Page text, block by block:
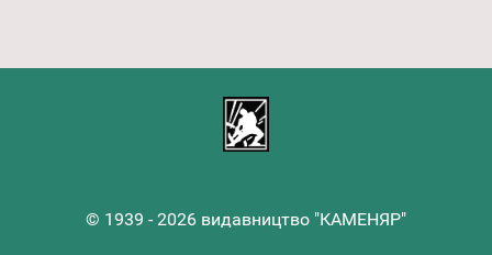
© 1939 - 2026 видавництво "КАМЕНЯР"